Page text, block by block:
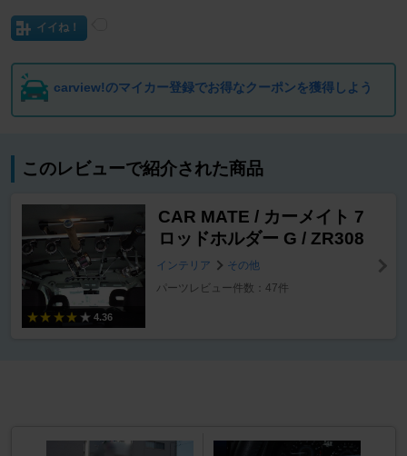
イイね！
carview!のマイカー登録でお得なクーポンを獲得しよう
このレビューで紹介された商品
4.36
CAR MATE / カーメイト 7
ロッドホルダー G / ZR308
インテリア
その他
パーツレビュー件数：47件